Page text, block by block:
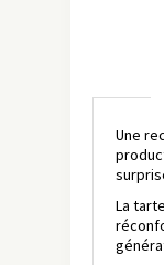
Une
La